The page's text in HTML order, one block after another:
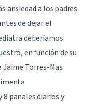
ansiedad a los padres
de dejar el
deberíamos
en función de su
Jaime Torres-Mas
8 pañales diarios y